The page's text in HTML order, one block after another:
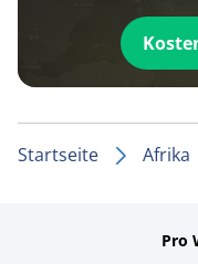
Startseite Afrika
Pro